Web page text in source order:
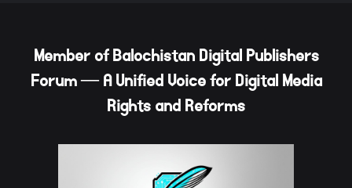
Member of Balochistan Digital Publishers
Forum — A Unified Voice for Digital Media
Rights and Reforms